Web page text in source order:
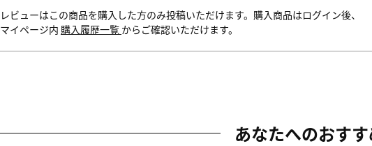
レビューはこの商品を購入した方のみ投稿いただけます。購入商品はログイン後、
マイページ内 購入履歴一覧 からご確認いただけます。
あなたへのおす